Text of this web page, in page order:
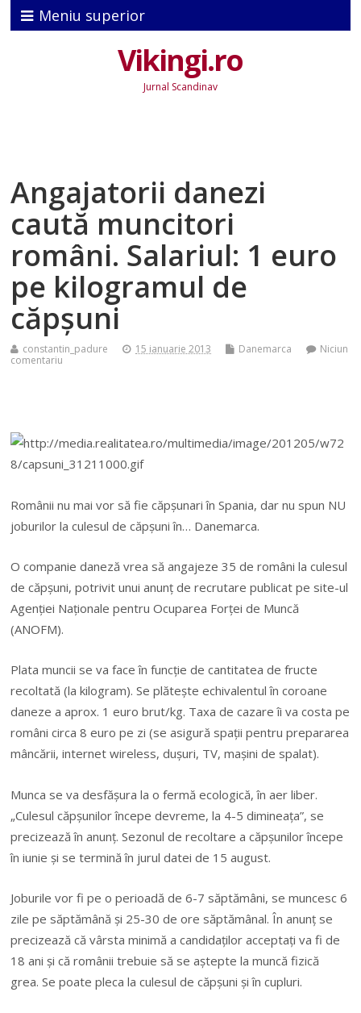
Meniu superior
Vikingi.ro
Jurnal Scandinav
Angajatorii danezi
caută muncitori
români. Salariul: 1 euro
pe kilogramul de
căpşuni
constantin_padure 15 ianuarie 2013 Danemarca
Niciun
comentariu
Românii nu mai vor să fie căpşunari în Spania, dar nu spun NU
joburilor la culesul de căpşuni în… Danemarca.
O companie daneză vrea să angajeze 35 de români la culesul
de căpşuni, potrivit unui anunţ de recrutare publicat pe site-ul
Agenţiei Naţionale pentru Ocuparea Forţei de Muncă
(ANOFM).
Plata muncii se va face în funcţie de cantitatea de fructe
recoltată(la kilogram). Se plăteşte echivalentul în coroane
daneze a aprox. 1 euro brut/kg. Taxa de cazare îi va costa pe
români circa 8 euro pe zi (se asigură spaţii pentru prepararea
mâncării, internet wireless, duşuri, TV, maşini de spalat).
Munca se va desfăşura la o fermă ecologică, în aer liber.
„Culesul căpşunilor începe devreme, la 4-5 dimineaţa”, se
precizează în anunţ. Sezonul de recoltare a căpşunilor începe
în iunie şi se termină în jurul datei de 15 august.
Joburile vor fi pe o perioadă de 6-7 săptămâni, se muncesc 6
zile pe săptămână şi 25-30 de ore săptămânal. În anunţ se
precizează că vârsta minimă a candidaţilor acceptaţi va fi de
18 ani şi că românii trebuie să se aştepte la muncă fizică
grea. Se poate pleca la culesul de căpşuni şi în cupluri.